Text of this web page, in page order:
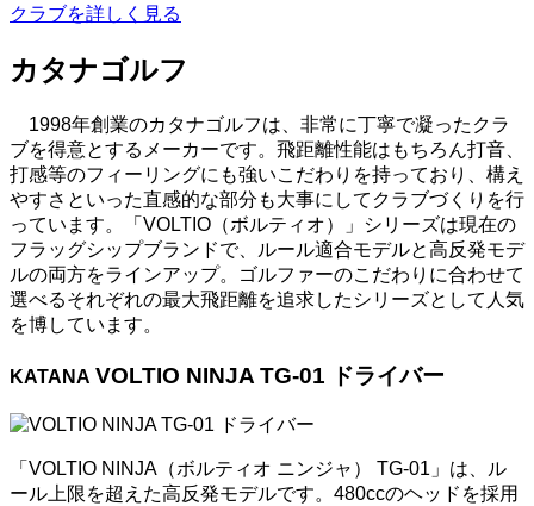
クラブを詳しく見る
カタナゴルフ
1998年創業のカタナゴルフは、非常に丁寧で凝ったクラ
ブを得意とするメーカーです。飛距離性能はもちろん打音、
打感等のフィーリングにも強いこだわりを持っており、構え
やすさといった直感的な部分も大事にしてクラブづくりを行
っています。「VOLTIO（ボルティオ）」シリーズは現在の
フラッグシップブランドで、ルール適合モデルと高反発モデ
ルの両方をラインアップ。ゴルファーのこだわりに合わせて
選べるそれぞれの最大飛距離を追求したシリーズとして人気
を博しています。
KATANA VOLTIO NINJA TG-01 ドライバー
「VOLTIO NINJA（ボルティオ ニンジャ） TG-01」は、ル
ール上限を超えた高反発モデルです。480ccのヘッドを採用